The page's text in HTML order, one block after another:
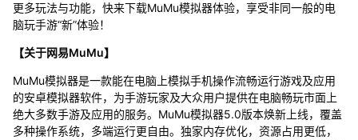
更多玩法与功能，快来下载MuMu模拟器体验，享受非同一般的电
脑玩手游“新”体验！
【关于网易MuMu】
MuMu模拟器是一款能在电脑上模拟手机操作流畅运行游戏及应用
的安卓模拟器软件，为手游玩家及大众用户提供在电脑畅玩市面上
绝大多数手游及应用的服务。MuMu模拟器5.0版本焕新上线，覆盖
多种操作系统，多端运行更自由。独家内存优化，资源占用更低，